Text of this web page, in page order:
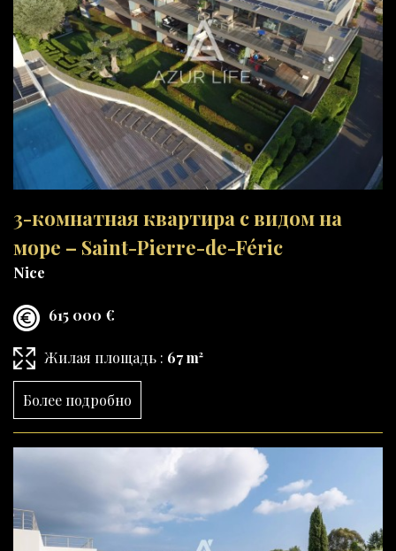
3-комнатная квартира с видом на
море – Saint-Pierre-de-Féric
Nice
615 000 €
Жилая площадь : 67 m²
Более подробно